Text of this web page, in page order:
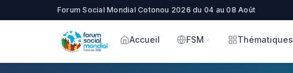
Forum Social Mondial Cotonou 2026 du 04 au 08 Août
Accueil FSM Thématiques